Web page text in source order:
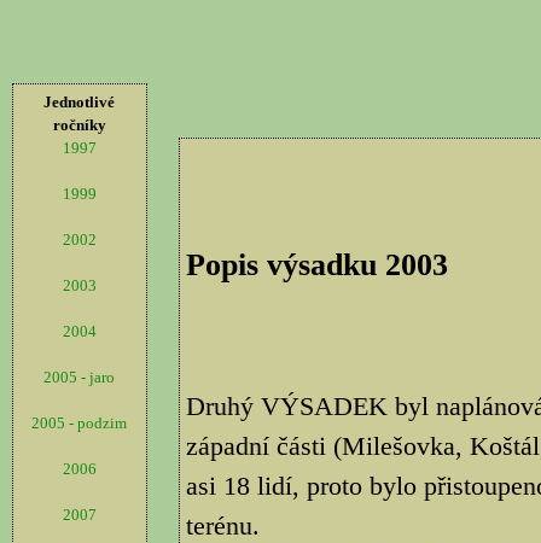
Jednotlivé
ročníky
1997
1999
2002
2003
2004
2005 - jaro
2005 - podzim
2006
2007
Popis výsadku 2003
Druhý VÝSADEK byl
západní části (Milešovka,
asi 18 lidí, proto bylo
terénu.